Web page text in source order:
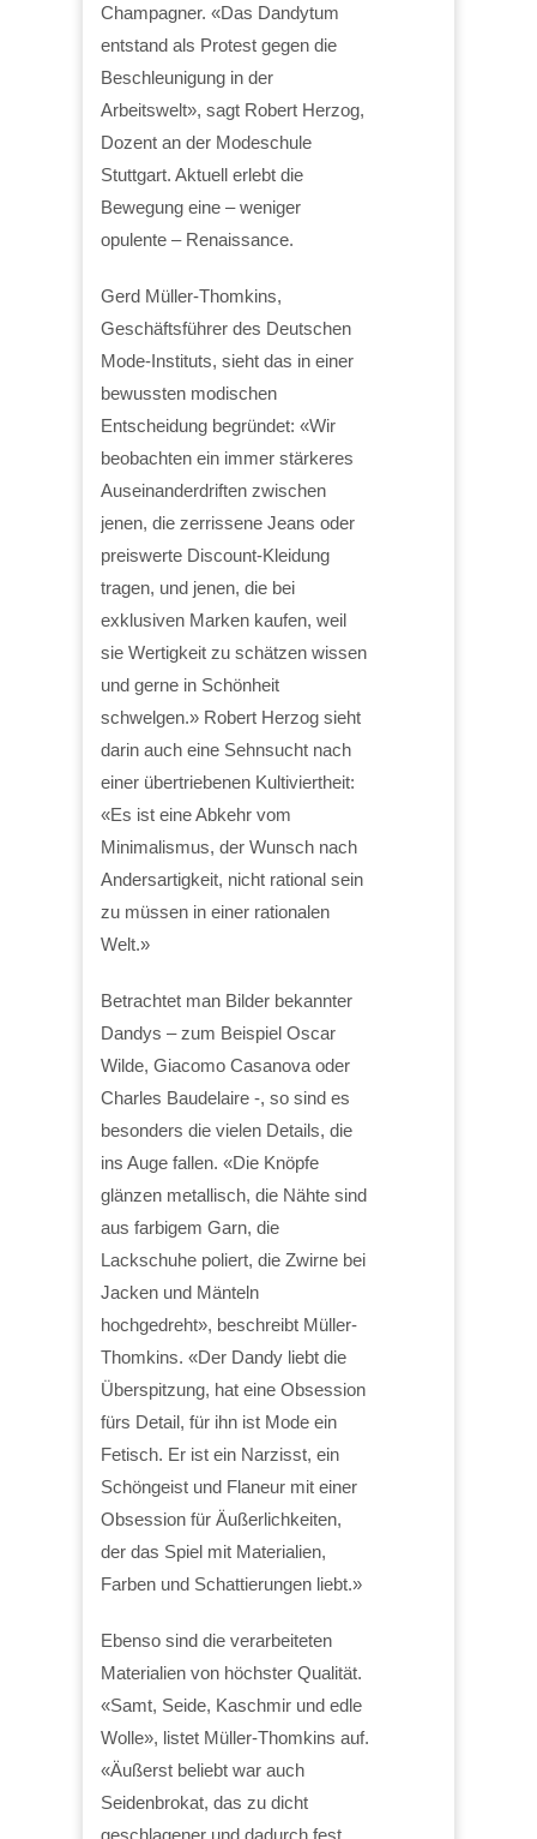
Champagner. «Das Dandytum
entstand als Protest gegen die
Beschleunigung in der
Arbeitswelt», sagt Robert Herzog,
Dozent an der Modeschule
Stuttgart. Aktuell erlebt die
Bewegung eine – weniger
opulente – Renaissance.
Gerd Müller-Thomkins,
Geschäftsführer des Deutschen
Mode-Instituts, sieht das in einer
bewussten modischen
Entscheidung begründet: «Wir
beobachten ein immer stärkeres
Auseinanderdriften zwischen
jenen, die zerrissene Jeans oder
preiswerte Discount-Kleidung
tragen, und jenen, die bei
exklusiven Marken kaufen, weil
sie Wertigkeit zu schätzen wissen
und gerne in Schönheit
schwelgen.» Robert Herzog sieht
darin auch eine Sehnsucht nach
einer übertriebenen Kultiviertheit:
«Es ist eine Abkehr vom
Minimalismus, der Wunsch nach
Andersartigkeit, nicht rational sein
zu müssen in einer rationalen
Welt.»
Betrachtet man Bilder bekannter
Dandys – zum Beispiel Oscar
Wilde, Giacomo Casanova oder
Charles Baudelaire -, so sind es
besonders die vielen Details, die
ins Auge fallen. «Die Knöpfe
glänzen metallisch, die Nähte sind
aus farbigem Garn, die
Lackschuhe poliert, die Zwirne bei
Jacken und Mänteln
hochgedreht», beschreibt Müller-
Thomkins. «Der Dandy liebt die
Überspitzung, hat eine Obsession
fürs Detail, für ihn ist Mode ein
Fetisch. Er ist ein Narzisst, ein
Schöngeist und Flaneur mit einer
Obsession für Äußerlichkeiten,
der das Spiel mit Materialien,
Farben und Schattierungen liebt.»
Ebenso sind die verarbeiteten
Materialien von höchster Qualität.
«Samt, Seide, Kaschmir und edle
Wolle», listet Müller-Thomkins auf.
«Äußerst beliebt war auch
Seidenbrokat, das zu dicht
geschlagener und dadurch fest